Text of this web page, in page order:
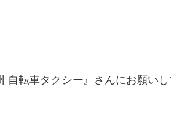
自転車タクシー』さんにお願い